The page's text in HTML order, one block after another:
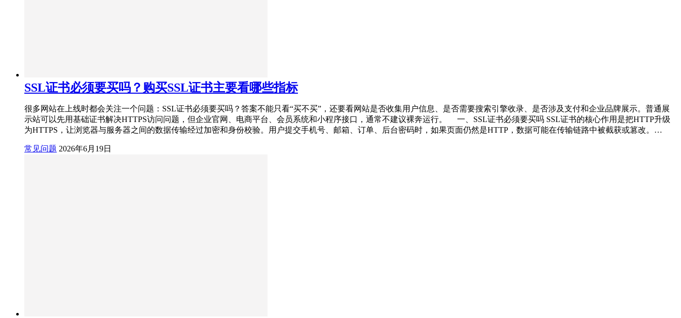
SSL证书必须要买吗？购买SSL证书主要看哪些指标
很多网站在上线时都会关注一个问题：SSL证书必须要买吗？答案不能只看“买不买”，还要看网站是否收集用户信息、是否需要搜索引擎收录、是否涉及支付和企业品牌展示。普通展
示站可以先用基础证书解决HTTPS访问问题，但企业官网、电商平台、会员系统和小程序接口，通常不建议裸奔运行。 一、SSL证书必须要买吗 SSL证书的核心作用是把HTTP升级
为HTTPS，让浏览器与服务器之间的数据传输经过加密和身份校验。用户提交手机号、邮箱、订单、后台密码时，如果页面仍然是HTTP，数据可能在传输链路中被截获或篡改。…
常见问题 2026年6月19日